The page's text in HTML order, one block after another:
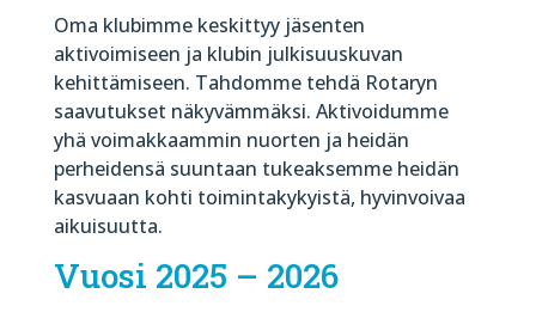
Oma klubimme keskittyy jäsenten
aktivoimiseen ja klubin julkisuuskuvan
kehittämiseen. Tahdomme tehdä Rotaryn
saavutukset näkyvämmäksi. Aktivoidumme
yhä voimakkaammin nuorten ja heidän
perheidensä suuntaan tukeaksemme heidän
kasvuaan kohti toimintakykyistä, hyvinvoivaa
aikuisuutta.
Vuosi 2025 – 2026